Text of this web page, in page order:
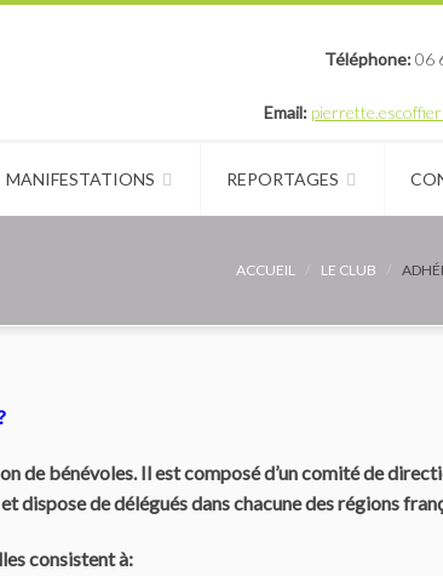
Téléphone:06
Email:
MANIFESTATIONS REPORTAGES
ACCUEIL LE CLUB
de bénévoles. Il est composé d’un comité de
de délégués dans chacune des régions
consistent à: